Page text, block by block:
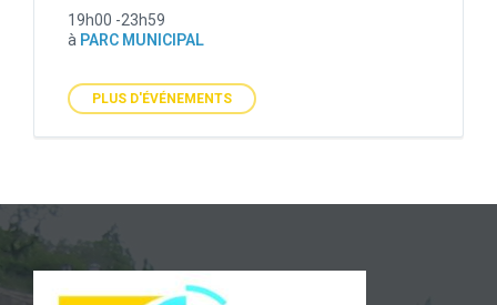
19h00 -23h59
à PARC MUNICIPAL
PLUS D'ÉVÉNEMENTS